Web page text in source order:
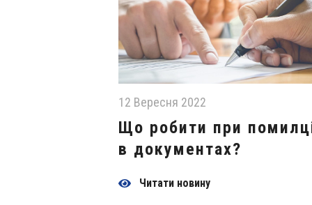
12 Вересня 2022
Що робити при
в документах?
Читати новину